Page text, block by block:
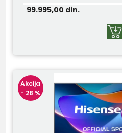
99.995,00din.
Akcija
- 28 %